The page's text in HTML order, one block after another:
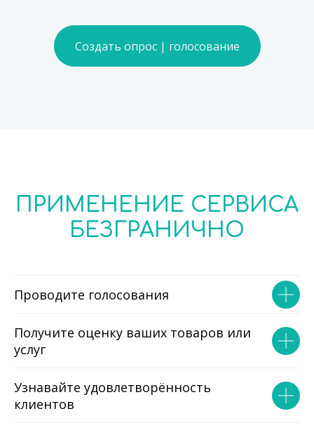
Создать опрос | голосование
ПРИМЕНЕНИЕ СЕРВИСА
БЕЗГРАНИЧНО
Проводите голосования
Получите оценку ваших товаров или
услуг
Узнавайте удовлетворённость
клиентов